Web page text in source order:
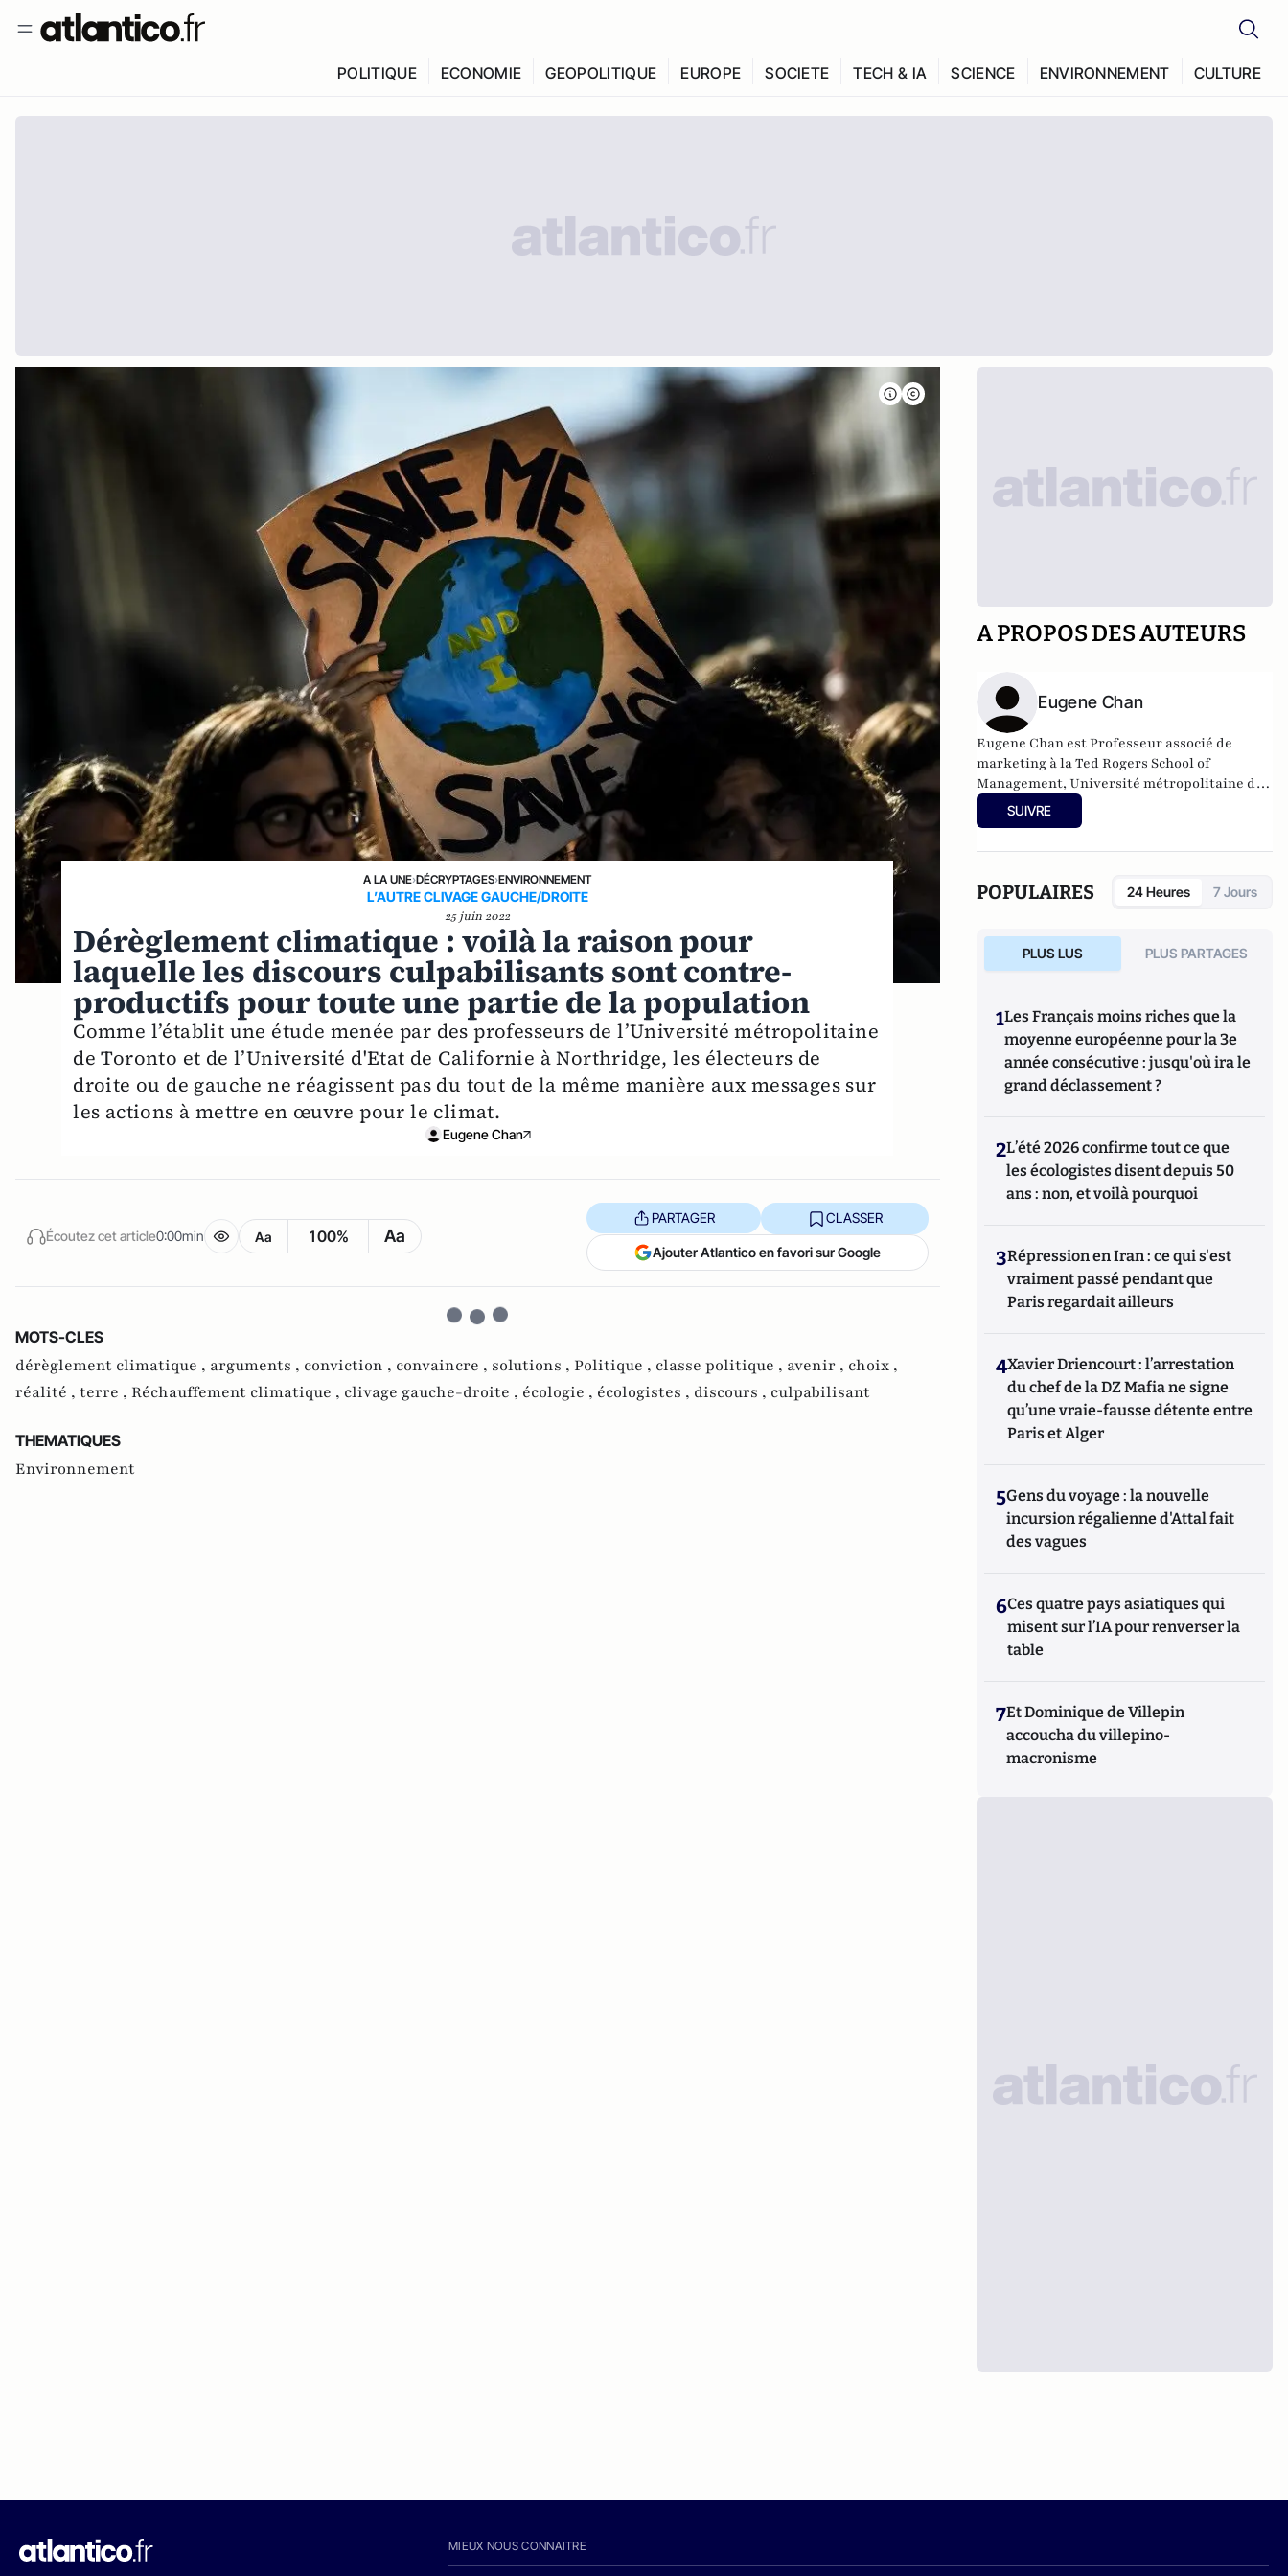
POLITIQUE ECONOMIE GEOPOLITIQUE EUROPE SOCIETE TECH & IA SCIENCE ENVIRONNEMENT CULTURE
A LA UNE›DÉCRYPTAGES›ENVIRONNEMENT
L’AUTRE CLIVAGE GAUCHE/DROITE
25 juin 2022
Dérèglement climatique : voilà la raison pour
laquelle les discours culpabilisants sont contre-
productifs pour toute une partie de la population
Comme l’établit une étude menée par des professeurs de l’Université métropolitaine
de Toronto et de l’Université d'Etat de Californie à Northridge, les électeurs de
droite ou de gauche ne réagissent pas du tout de la même manière aux messages sur
les actions à mettre en œuvre pour le climat.
Eugene Chan
Écoutez cet article0:00min Aa 100% Aa
PARTAGER CLASSER
Ajouter Atlantico en favori sur Google
MOTS-CLES
dérèglement climatique , arguments , conviction , convaincre , solutions , Politique , classe politique , avenir , choix ,
réalité , terre , Réchauffement climatique , clivage gauche-droite , écologie , écologistes , discours , culpabilisant
THEMATIQUES
Environnement
A PROPOS DES AUTEURS
Eugene Chan
Eugene Chan est Professeur associé de
marketing à la Ted Rogers School of
Management, Université métropolitaine de
Toronto (anciennement Université Ryerson),
Canada.
SUIVRE
POPULAIRES 24 Heures 7 Jours
PLUS LUS PLUS PARTAGES
1Les Français moins riches que la
moyenne européenne pour la 3e
année consécutive : jusqu'où ira le
grand déclassement ?
2L’été 2026 confirme tout ce que
les écologistes disent depuis 50
ans : non, et voilà pourquoi
3Répression en Iran : ce qui s'est
vraiment passé pendant que
Paris regardait ailleurs
4Xavier Driencourt : l’arrestation
du chef de la DZ Mafia ne signe
qu’une vraie-fausse détente entre
Paris et Alger
5Gens du voyage : la nouvelle
incursion régalienne d'Attal fait
des vagues
6Ces quatre pays asiatiques qui
misent sur l’IA pour renverser la
table
7Et Dominique de Villepin
accoucha du villepino-
macronisme
MIEUX NOUS CONNAITRE